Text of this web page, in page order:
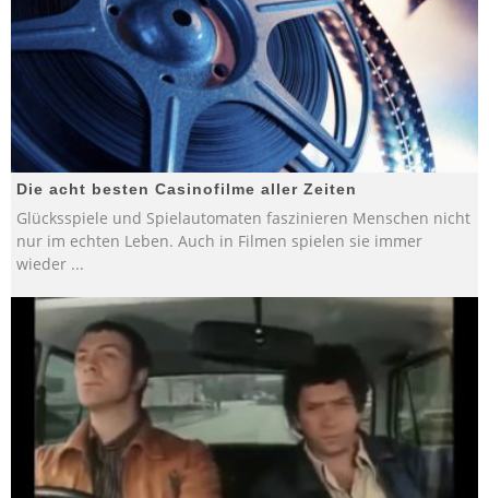
Die acht besten Casinofilme aller Zeiten
Glücksspiele und Spielautomaten faszinieren Menschen nicht
nur im echten Leben. Auch in Filmen spielen sie immer
wieder ...